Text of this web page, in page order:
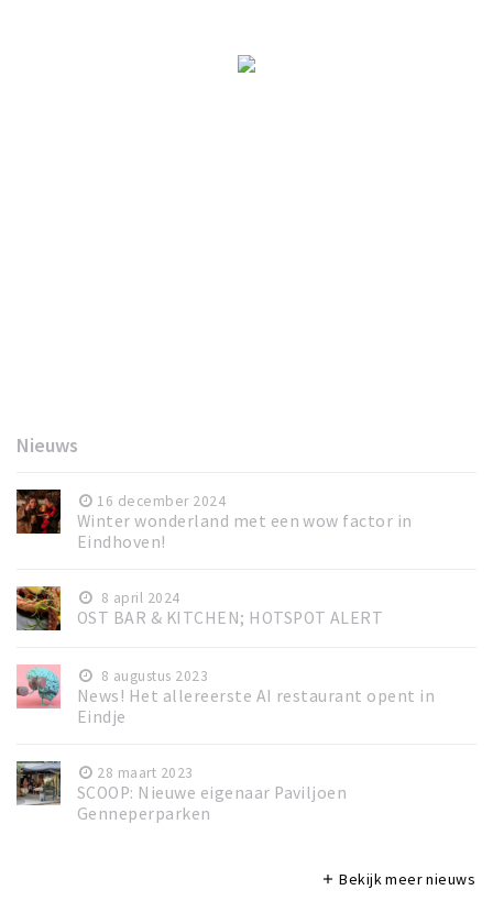
Nieuws
16 december 2024
Winter wonderland met een wow factor in
Eindhoven!
8 april 2024
OST BAR & KITCHEN; HOTSPOT ALERT
8 augustus 2023
News! Het allereerste AI restaurant opent in
Eindje
28 maart 2023
SCOOP: Nieuwe eigenaar Paviljoen
Genneperparken
add Bekijk meer nieuws